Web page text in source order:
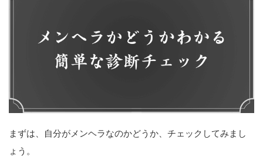
まずは、自分がメンヘラなのかどうか、チェックしてみまし
ょう。